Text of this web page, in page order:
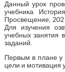
Данный урок
учебника
Просвещение,
Для изучения
учебных занятия
заданий.
Первым в плане у
цели и мотивация